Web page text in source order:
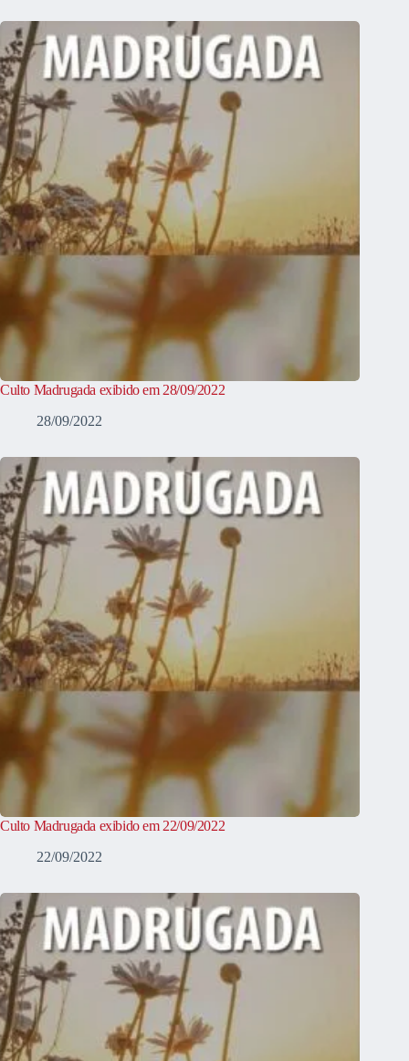
Culto Madrugada exibido em 28/09/2022
28/09/2022
Culto Madrugada exibido em 22/09/2022
22/09/2022